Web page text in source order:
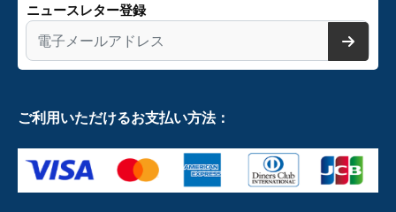
ニュースレター登録
ご利用いただけるお支払い方法：